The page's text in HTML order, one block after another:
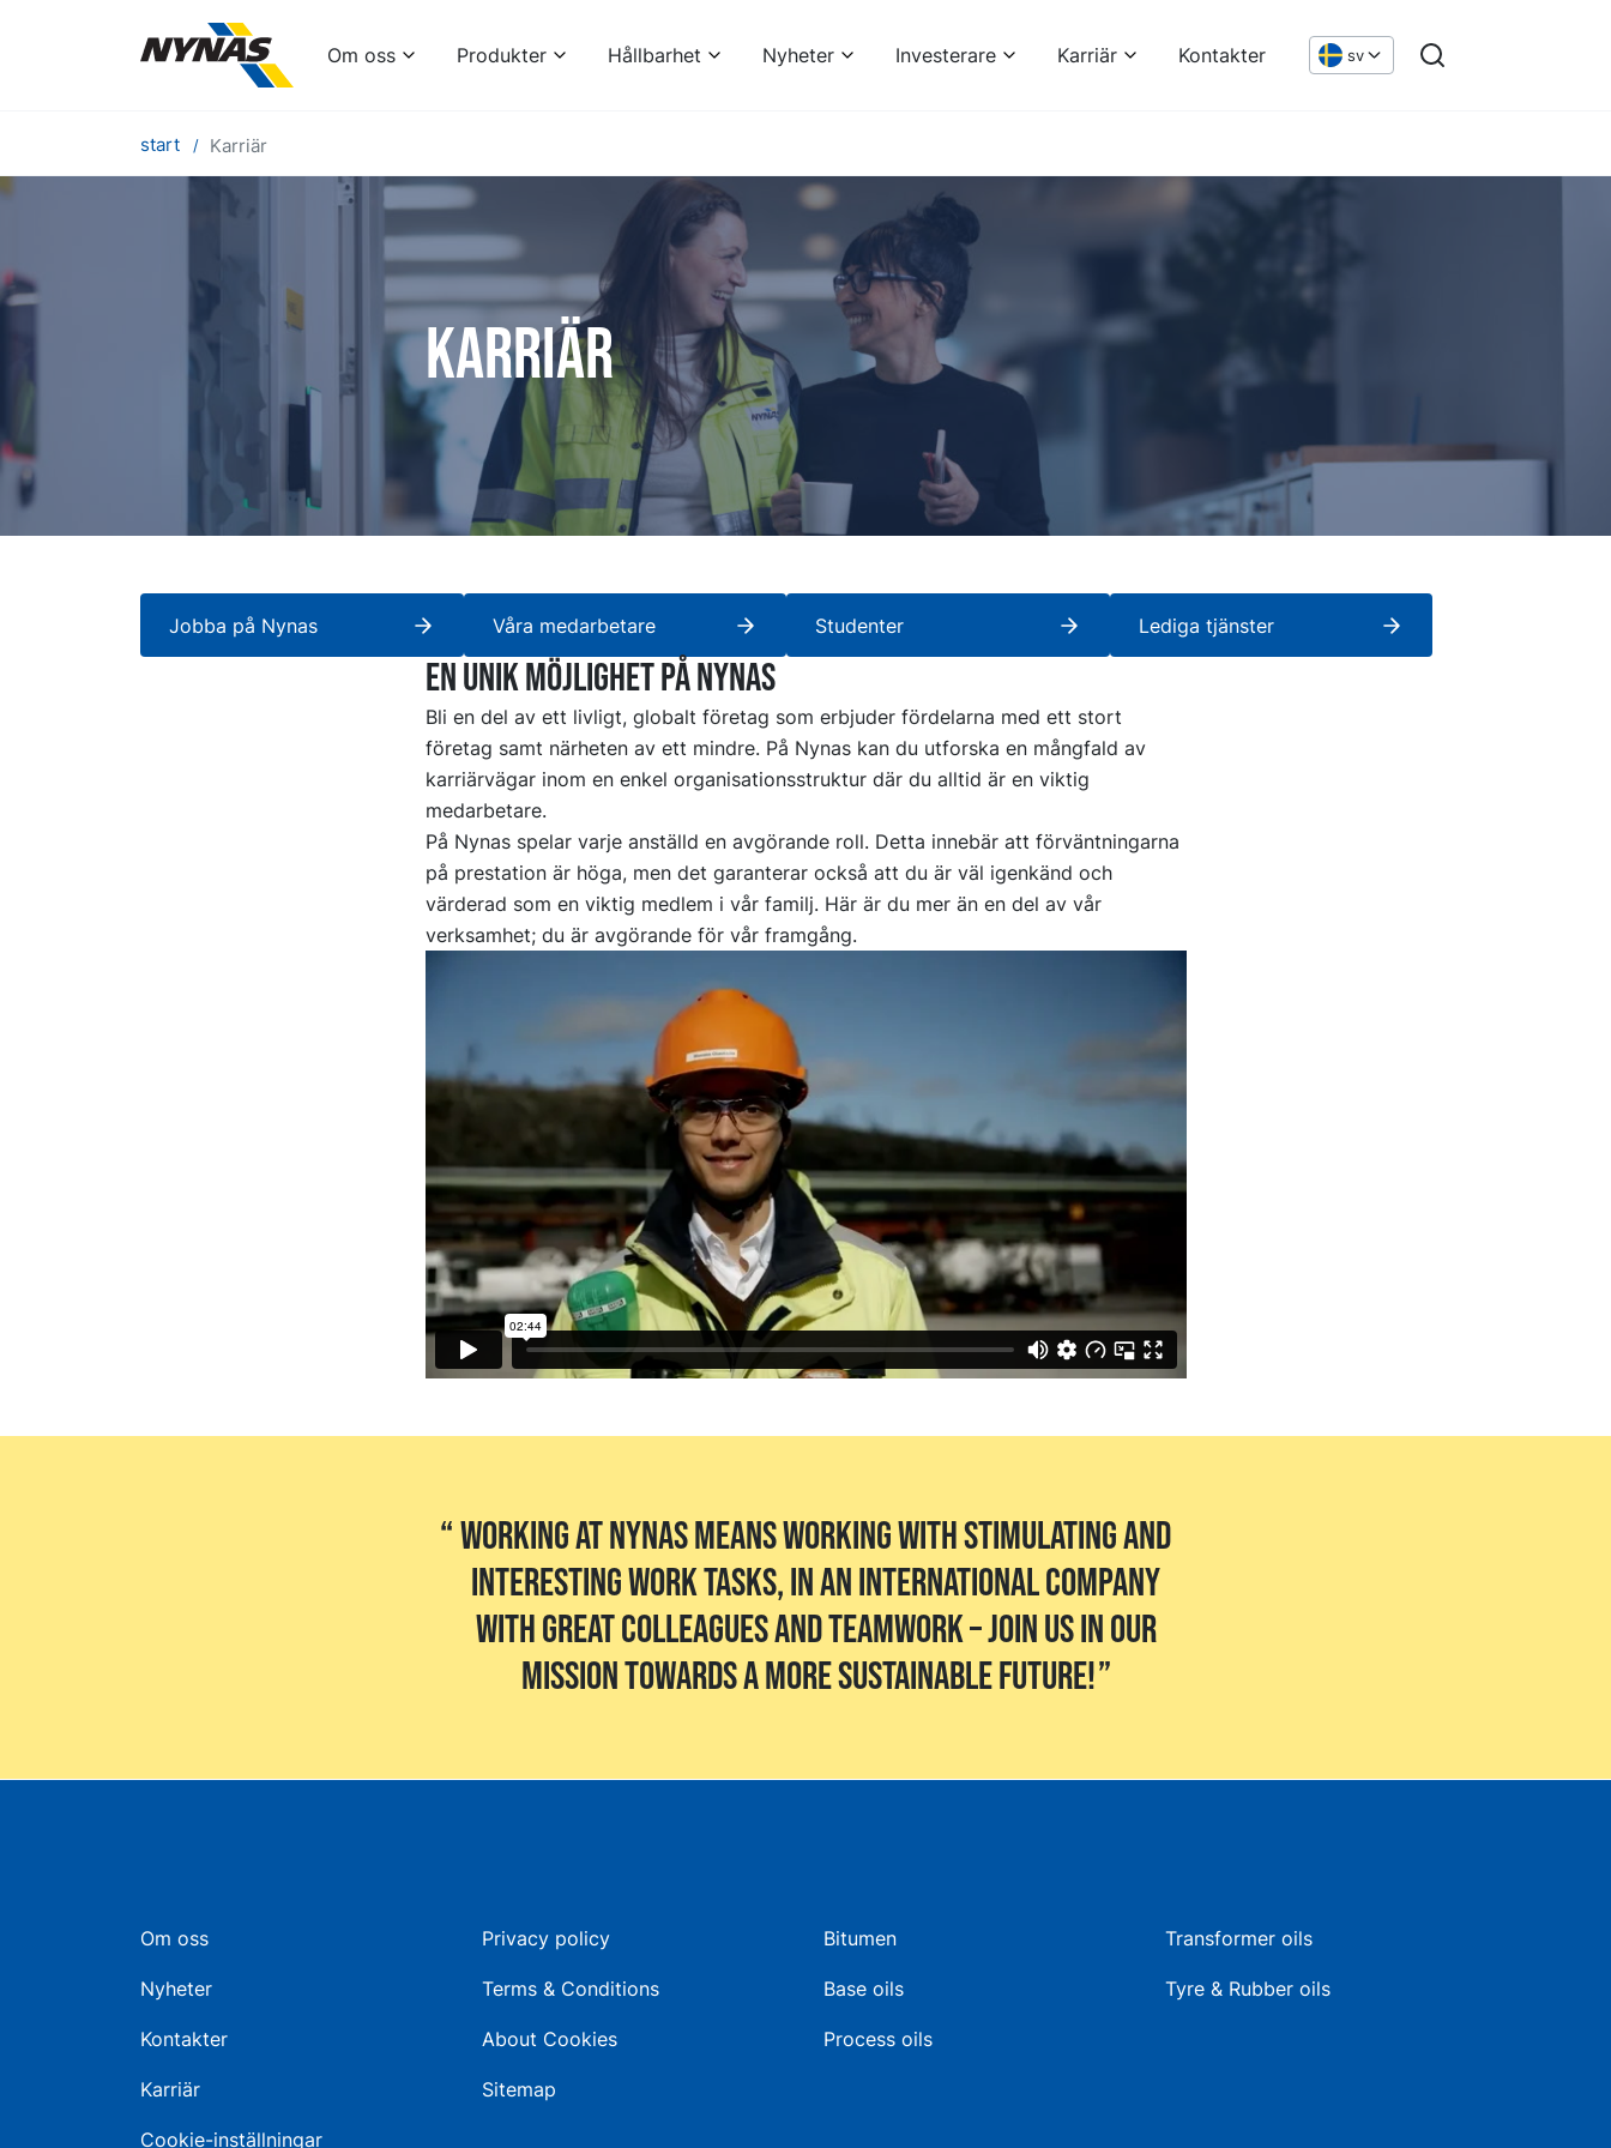
Om oss Produkter Hållbarhet Nyheter Investerare Karriär Kontakter sv
start Karriär
Karriär
Jobba på Nynas Våra medarbetare Studenter Lediga tjänster
En unik möjlighet på nynas
Bli en del av ett livligt, globalt företag som erbjuder fördelarna med ett stort
företag samt närheten av ett mindre. På Nynas kan du utforska en mångfald av
karriärvägar inom en enkel organisationsstruktur där du alltid är en viktig
medarbetare.
På Nynas spelar varje anställd en avgörande roll. Detta innebär att förväntningarna
på prestation är höga, men det garanterar också att du är väl igenkänd och
värderad som en viktig medlem i vår familj. Här är du mer än en del av vår
verksamhet; du är avgörande för vår framgång.
Working at Nynas means working with stimulating and
interesting work tasks, in an international company
with great colleagues and teamwork – join us in our
mission towards a more sustainable future!
Om oss
Nyheter
Kontakter
Karriär
Cookie-inställningar
Privacy policy
Terms & Conditions
About Cookies
Sitemap
Bitumen
Base oils
Process oils
Transformer oils
Tyre & Rubber oils